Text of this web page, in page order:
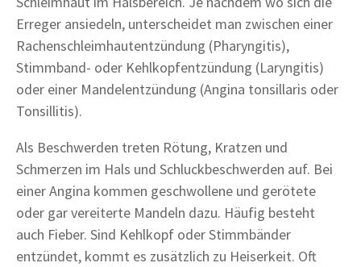
Erreger ansiedeln, unterscheidet man zwischen einer
Rachenschleimhautentzündung (Pharyngitis),
Stimmband- oder Kehlkopfentzündung (Laryngitis)
oder einer Mandelentzündung (Angina tonsillaris oder
Tonsillitis).
Als Beschwerden treten Rötung, Kratzen und
Schmerzen im Hals und Schluckbeschwerden auf. Bei
einer Angina kommen geschwollene und gerötete
oder gar vereiterte Mandeln dazu. Häufig besteht
auch Fieber. Sind Kehlkopf oder Stimmbänder
entzündet, kommt es zusätzlich zu Heiserkeit. Oft